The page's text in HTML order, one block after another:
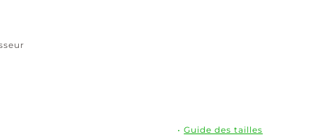
•Guide des tailles